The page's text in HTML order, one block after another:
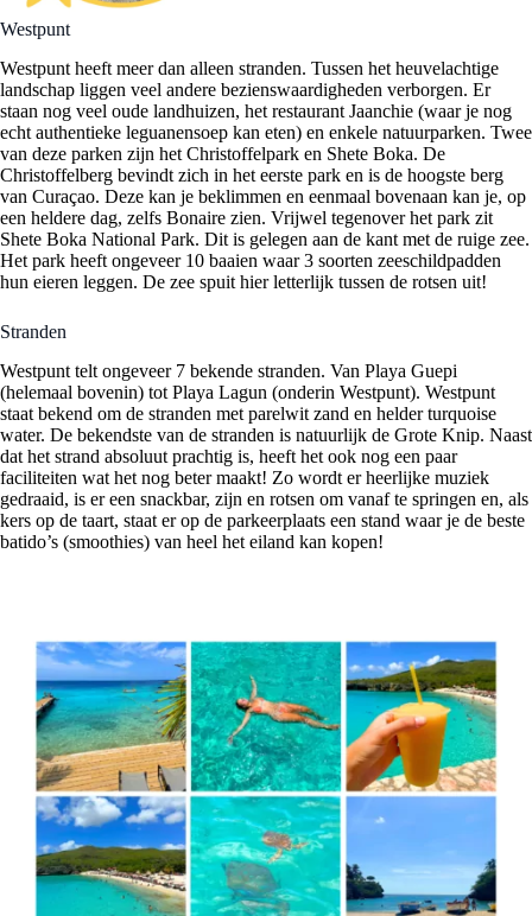
Westpunt
Westpunt heeft meer dan alleen stranden. Tussen het heuvelachtige
landschap liggen veel andere bezienswaardigheden verborgen. Er
staan nog veel oude landhuizen, het restaurant Jaanchie (waar je nog
echt authentieke leguanensoep kan eten) en enkele natuurparken. Twee
van deze parken zijn het Christoffelpark en Shete Boka. De
Christoffelberg bevindt zich in het eerste park en is de hoogste berg
van Curaçao. Deze kan je beklimmen en eenmaal bovenaan kan je, op
een heldere dag, zelfs Bonaire zien. Vrijwel tegenover het park zit
Shete Boka National Park. Dit is gelegen aan de kant met de ruige zee.
Het park heeft ongeveer 10 baaien waar 3 soorten zeeschildpadden
hun eieren leggen. De zee spuit hier letterlijk tussen de rotsen uit!
Stranden
Westpunt telt ongeveer 7 bekende stranden. Van Playa Guepi
(helemaal bovenin) tot Playa Lagun (onderin Westpunt). Westpunt
staat bekend om de stranden met parelwit zand en helder turquoise
water. De bekendste van de stranden is natuurlijk de Grote Knip. Naast
dat het strand absoluut prachtig is, heeft het ook nog een paar
faciliteiten wat het nog beter maakt! Zo wordt er heerlijke muziek
gedraaid, is er een snackbar, zijn en rotsen om vanaf te springen en, als
kers op de taart, staat er op de parkeerplaats een stand waar je de beste
batido’s (smoothies) van heel het eiland kan kopen!